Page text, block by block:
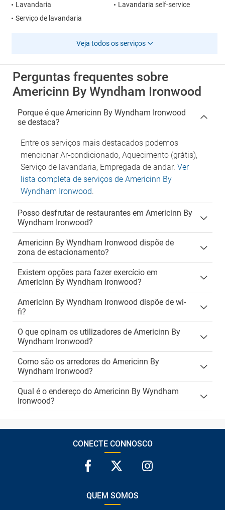
Lavandaria
Lavandaria self-service
Serviço de lavandaria
Veja todos os serviços
Perguntas frequentes sobre
Americinn By Wyndham Ironwood
Porque é que Americinn By Wyndham Ironwood
se destaca?
Entre os serviços mais destacados podemos
mencionar Ar-condicionado, Aquecimento (grátis),
Serviço de lavandaria, Empregada de andar. Ver
lista completa de serviços de Americinn By
Wyndham Ironwood.
Posso desfrutar de restaurantes em Americinn By
Wyndham Ironwood?
Americinn By Wyndham Ironwood dispõe de
zona de estacionamento?
Existem opções para fazer exercício em
Americinn By Wyndham Ironwood?
Americinn By Wyndham Ironwood dispõe de wi-
fi?
O que opinam os utilizadores de Americinn By
Wyndham Ironwood?
Como são os arredores do Americinn By
Wyndham Ironwood?
Qual é o endereço do Americinn By Wyndham
Ironwood?
CONECTE CONNOSCO
QUEM SOMOS